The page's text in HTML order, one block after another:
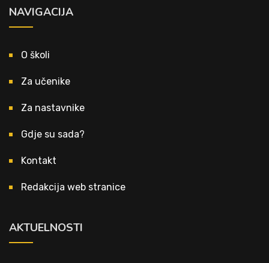
NAVIGACIJA
O školi
Za učenike
Za nastavnike
Gdje su sada?
Kontakt
Redakcija web stranice
AKTUELNOSTI